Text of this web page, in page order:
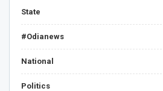
State
#Odianews
National
Politics